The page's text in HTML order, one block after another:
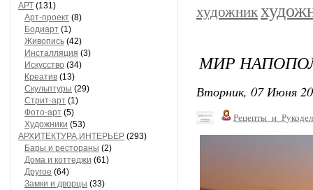
АРТ (131)
Арт-проект (8)
Бодиарт (1)
Живопись (42)
Инсталляция (3)
Искусство (34)
Креатив (13)
Скульптуры (29)
Стрит-арт (1)
Фото-арт (5)
Художники (53)
АРХИТЕКТУРА,ИНТЕРЬЕР (293)
Бары и рестораны (2)
Дома и коттеджи (61)
Другое (64)
Замки и дворцы (33)
художник
МИР
Вторник, 07 Июня